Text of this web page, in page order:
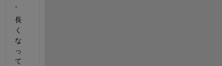
。
長
く
な
っ
て